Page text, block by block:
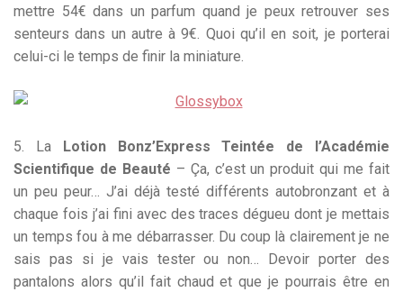
mettre 54€ dans un parfum quand je peux retrouver ses
senteurs dans un autre à 9€. Quoi qu’il en soit, je porterai
celui-ci le temps de finir la miniature.
5. La
Lotion Bonz’Express Teintée de l’Académie
Scientifique de Beauté – Ça, c’est un produit qui me fait
un peu peur… J’ai déjà testé différents autobronzant et à
chaque fois j’ai fini avec des traces dégueu dont je mettais
un temps fou à me débarrasser. Du coup là clairement je ne
sais pas si je vais tester ou non… Devoir porter des
pantalons alors qu’il fait chaud et que je pourrais être en